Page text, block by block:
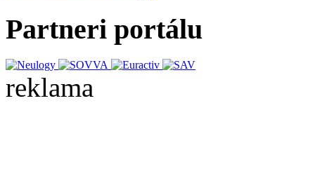
Partneri portálu
reklama